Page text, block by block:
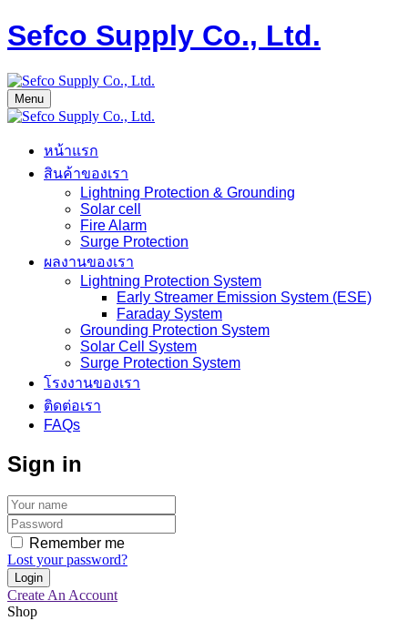
Sefco Supply Co., Ltd.
Menu
หน้าแรก
สินค้าของเรา
Lightning Protection & Grounding
Solar cell
Fire Alarm
Surge Protection
ผลงานของเรา
Lightning Protection System
Early Streamer Emission System (ESE)
Faraday System
Grounding Protection System
Solar Cell System
Surge Protection System
โรงงานของเรา
ติดต่อเรา
FAQs
Sign in
Remember me
Lost your password?
Create An Account
Shop